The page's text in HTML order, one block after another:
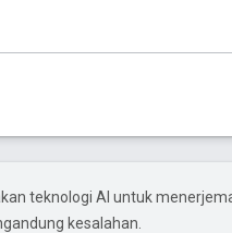
teknologi AI untuk
kesalahan.